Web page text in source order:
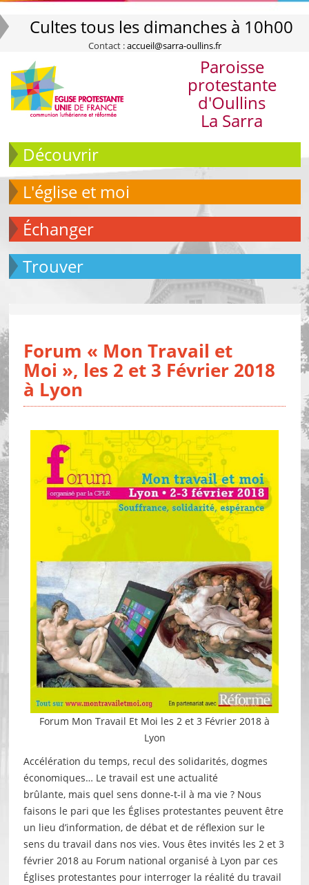
Cultes tous les dimanches à 10h00
Contact :accueil@sarra-oullins.fr
Paroisse
protestante
d'Oullins
La Sarra
Découvrir
L'église et moi
échanger
Trouver
Forum « Mon Travail et
Moi », les 2 et 3 Février 2018
à Lyon
Forum Mon Travail Et Moi les 2 et 3 Février 2018 à
Lyon
Accélération du temps, recul des solidarités, dogmes
économiques… Le travail est une actualité
brûlante, mais quel sens donne-t-il à ma vie ? Nous
faisons le pari que les Églises protestantes peuvent être
un lieu d’information, de débat et de réflexion sur le
sens du travail dans nos vies. Vous êtes invités les 2 et 3
février 2018 au Forum national organisé à Lyon par ces
Églises protestantes pour interroger la réalité du travail